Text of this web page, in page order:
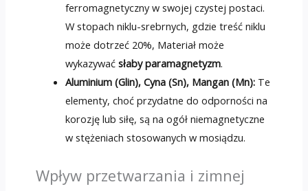
ferromagnetyczny w swojej czystej postaci.
W stopach niklu-srebrnych, gdzie treść niklu
może dotrzeć 20%, Materiał może
wykazywaćsłaby paramagnetyzm.
Aluminium (Glin), Cyna (Sn), Mangan (Mn): Te
elementy, choć przydatne do odporności na
korozję lub siłę, są na ogół niemagnetyczne
w stężeniach stosowanych w mosiądzu.
Wpływ przetwarzania i zimnej